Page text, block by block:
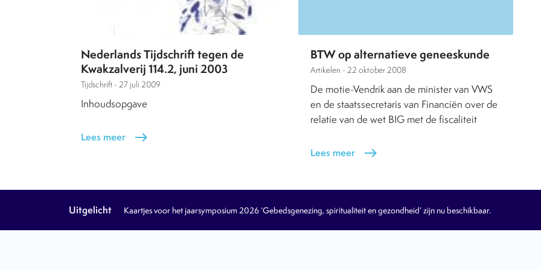
Nederlands Tijdschrift tegen de
Kwakzalverij 114.2, juni 2003
Tijdschrift - 27 juli 2009
Inhoudsopgave
Lees meer east
BTW op alternatieve geneeskunde
Artikelen - 22 oktober 2008
De motie-Vendrik aan de minister van VWS
en de staatssecretaris van Financiën over de
relatie van de wet BIG met de fiscaliteit
Lees meer east
Uitgelicht Kaartjes voor het jaarsymposium 2026 ‘Gebedsgenezing, spiritualiteit en gezondheid’ zijn nu beschikbaar.